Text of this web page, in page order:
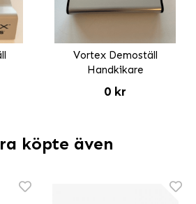
Vortex Demoställ
Handkikare
0 kr
köpte även